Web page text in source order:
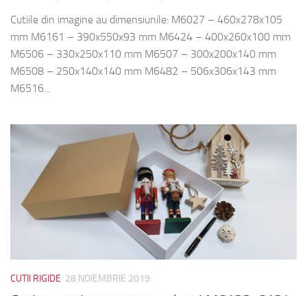
Cutiile din imagine au dimensiunile: M6027 – 460x278x105
mm M6161 – 390x550x93 mm M6424 – 400x260x100 mm
M6506 – 330x250x110 mm M6507 – 300x200x140 mm
M6508 – 250x140x140 mm M6482 – 506x306x143 mm
M6516...
CUTII RIGIDE 28 NOIEMBRIE 2019